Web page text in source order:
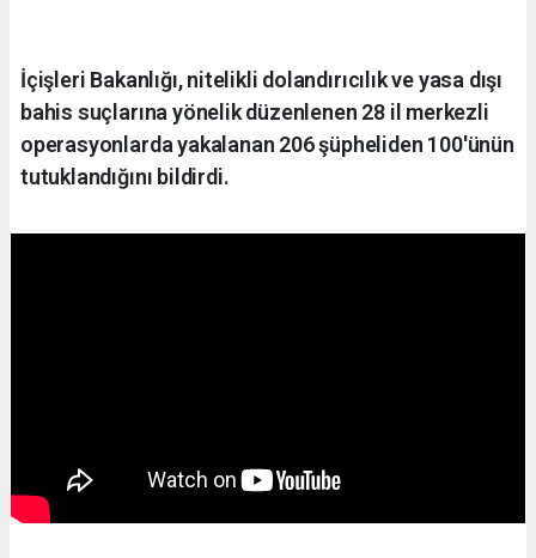
İçişleri Bakanlığı, nitelikli dolandırıcılık ve yasa dışı
bahis suçlarına yönelik düzenlenen 28 il merkezli
operasyonlarda yakalanan 206 şüpheliden 100'ünün
tutuklandığını bildirdi.